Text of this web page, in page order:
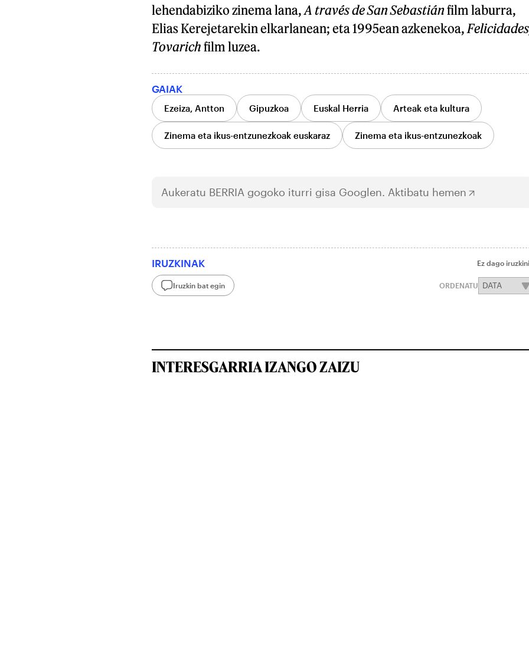
lehendabiziko zinema lana, A través de San Sebastiánfilm laburra,
Elias Kerejetarekin elkarlanean; eta 1995ean azkenekoa,
Tovarich film luzea.
GAIAK
Ezeiza, Antton Gipuzkoa Euskal Herria Arteak eta kultura
Zinema eta ikus-entzunezkoak euskaraz Zinema eta ikus-entzunezkoak
Aukeratu BERRIA gogoko iturri gisa Googlen. Aktibatu hemen
IRUZKINAK Ez dago
Iruzkin bat egin ORDENATU
INTERESGARRIA IZANGO ZAIZU